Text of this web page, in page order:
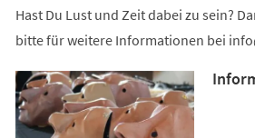
Hast Du Lust und Zeit dabei zu sein?
bitte für weitere Informationen bei info